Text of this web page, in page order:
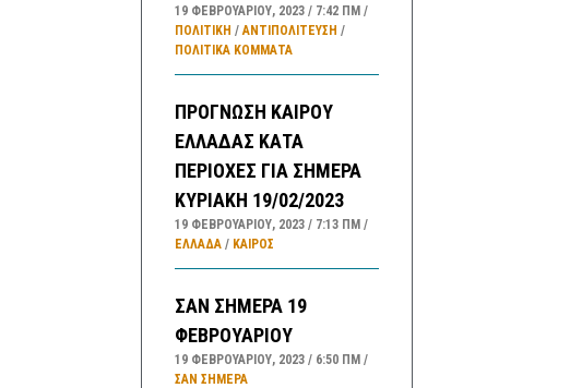
19 ΦΕΒΡΟΥΑΡΊΟΥ, 2023 7:42 ΠΜ
ΠΟΛΙΤΙΚΗ /ΑΝΤΙΠΟΛΊΤΕΥΣΗ /
ΠΟΛΙΤΙΚΆ ΚΌΜΜΑΤΑ
ΠΡΟΓΝΩΣΗ ΚΑΙΡΟΥ
ΕΛΛΑΔΑΣ ΚΑΤΑ
ΠΕΡΙΟΧΕΣ ΓΙΑ ΣΗΜΕΡΑ
ΚΥΡΙΑΚΗ 19/02/2023
19 ΦΕΒΡΟΥΑΡΊΟΥ, 2023 7:13 ΠΜ
ΕΛΛΑΔA/ ΚΑΙΡΌΣ
ΣΑΝ ΣΗΜΕΡΑ 19
ΦΕΒΡΟΥΑΡΙΟΥ
19 ΦΕΒΡΟΥΑΡΊΟΥ, 2023 6:50 ΠΜ
ΣΑΝ ΣΉΜΕΡΑ